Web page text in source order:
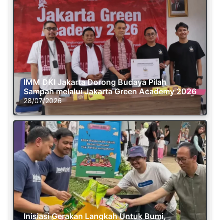
IMM DKI Jakarta Dorong Budaya Pilah
Sampah melalui Jakarta Green Academy 2026
28/07/2026
Inisiasi Gerakan Langkah Untuk Bumi,